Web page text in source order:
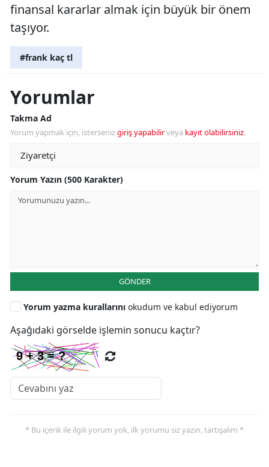
finansal kararlar almak için büyük bir önem
taşıyor.
#frank kaç tl
Yorumlar
Takma Ad
Yorum yapmak için, istersenizgiriş yapabilirveya kayıt olabilirsiniz.
Yorum Yazın (500 Karakter)
GÖNDER
Yorum yazma kurallarını okudum ve kabul ediyorum
Aşağıdaki görselde işlemin sonucu kaçtır?
* Bu içerik ile ilgili yorum yok, ilk yorumu siz yazın, tartışalım *